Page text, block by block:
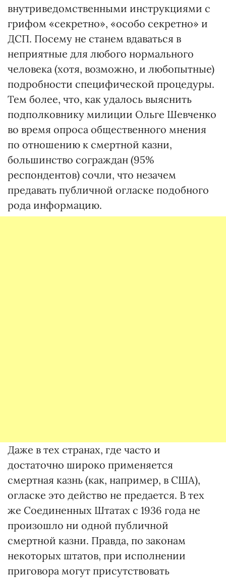
внутриведомственными инструкциями с
грифом «секретно», «особо секретно» и
ДСП. Посему не станем вдаваться в
неприятные для любого нормального
человека (хотя, возможно, и любопытные)
подробности специфической процедуры.
Тем более, что, как удалось выяснить
подполковнику милиции Ольге Шевченко
во время опроса общественного мнения
по отношению к смертной казни,
большинство сограждан (95%
респондентов) сочли, что незачем
предавать публичной огласке подобного
рода информацию.
Даже в тех странах, где часто и
достаточно широко применяется
смертная казнь (как, например, в США),
огласке это действо не предается. В тех
же Соединенных Штатах с 1936 года не
произошло ни одной публичной
смертной казни. Правда, по законам
некоторых штатов, при исполнении
приговора могут присутствовать